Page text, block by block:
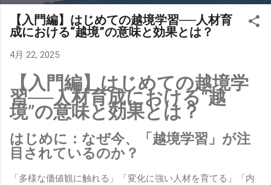
【入門編】はじめての越境学習──人材育
成における“越境”の意味と効果とは？
4月 22, 2025
【入門編】はじめての越境学
習──人材育成における“越
境”の意味と効果とは？
はじめに：なぜ今、「越境学習」が注
目されているのか？
「多様な価値観に触れる」「変化に強い人材を育てる」「内